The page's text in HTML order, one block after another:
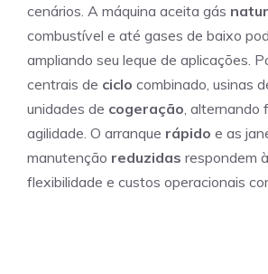
cenários. A máquina aceita gás
combustível e até gases de baixo
ampliando seu leque de aplicações.
centrais de ciclo combinado, usinas
unidades de cogeração , alternando
agilidade. O arranque rápido e as
manutenção reduzidas respondem
flexibilidade e custos operacionais